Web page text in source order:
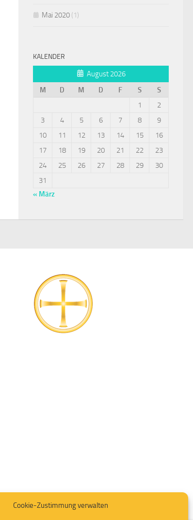
Cookie-Zustimmung verwalten
Mai 2020 (1)
KALENDER
August 2026
M
D M D F S
S
1
2
3
4 5 6 7 8
9
10
11 12 13 14 15
16
17
18 19 20 21 22
23
24
25 26 27 28 29
30
31
« März